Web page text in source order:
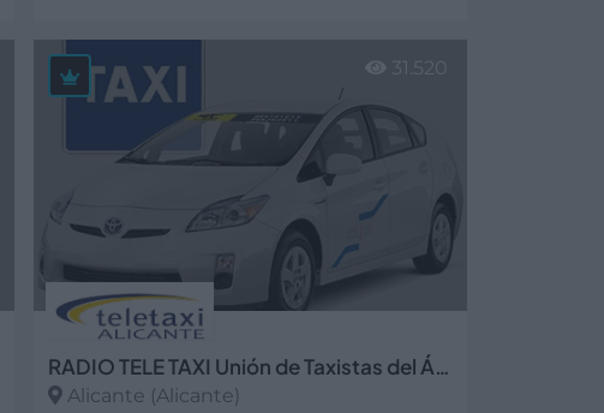
Ver más
RADIO TELE TAXI Unión de Taxistas del Área de Alicante
Alicante (Alicante)
31.520